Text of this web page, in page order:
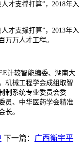
才支撑打算”，2018年入
才支撑打算”，2013年入
万万人才工程。
计较智能编委、湖南大
机械工程学会成组取智
制系统专业委员会委
员、中华医药学会精准
长。
下一篇： 广西衡宇平